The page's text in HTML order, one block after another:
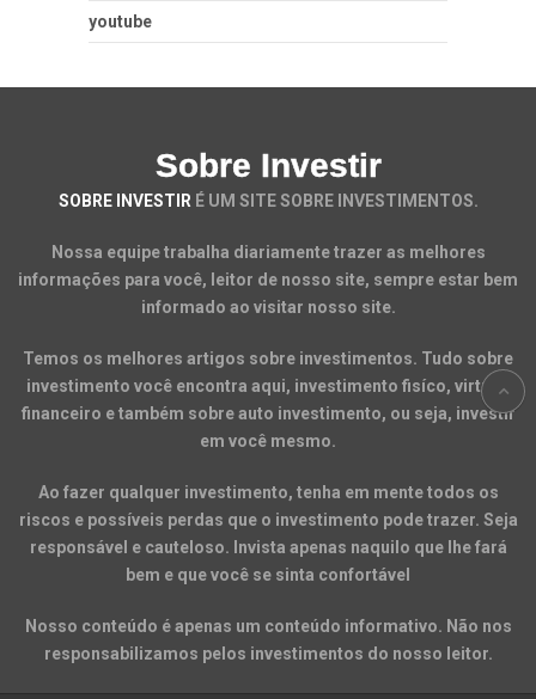
youtube
Sobre Investir
SOBRE INVESTIR É UM SITE SOBRE INVESTIMENTOS.
Nossa equipe trabalha diariamente trazer as melhores
informações para você, leitor de nosso site, sempre estar bem
informado ao visitar nosso site.
Temos os melhores artigos sobre investimentos. Tudo sobre
investimento você encontra aqui, investimento fisíco, virtual,
financeiro e também sobre auto investimento, ou seja, investir
em você mesmo.
Ao fazer qualquer investimento, tenha em mente todos os
riscos e possíveis perdas que o investimento pode trazer. Seja
responsável e cauteloso. Invista apenas naquilo que lhe fará
bem e que você se sinta confortável
Nosso conteúdo é apenas um conteúdo informativo. Não nos
responsabilizamos pelos investimentos do nosso leitor.